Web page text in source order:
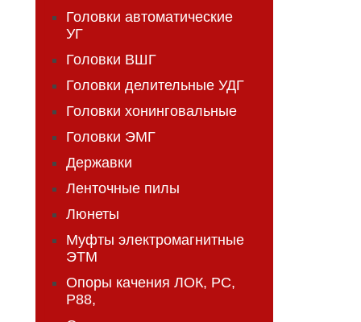
Головки автоматические
УГ
Головки ВШГ
Головки делительные УДГ
Головки хонинговальные
Головки ЭМГ
Державки
Ленточные пилы
Люнеты
Муфты электромагнитные
ЭТМ
Опоры качения ЛОК, РС,
Р88,